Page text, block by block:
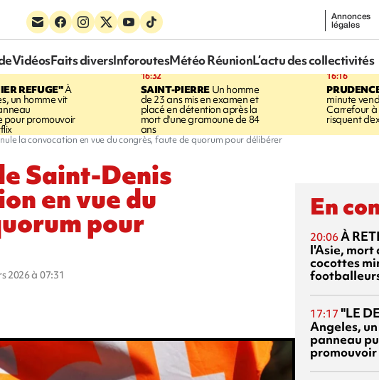
Annonces
légales
VidéosFaits diversInforoutesMétéo RéunionL’actu des collectivités
REFUGE"À
un homme vit
pour promouvoir
16:32
SAINT-PIERREUn homme
de 23 ans mis en examen et
placé en détention après la
mort d'une gramoune de 84
ans
16:16
minute
Carrefour à
risquent
la convocation en vue du congrès, faute de quorum pour délibérer
Saint-Denis
en vue du
pour
2026 à 07:31
En
20:06À
l'Asie, mort
cocottes
17:17 "LE
Angeles,
panneau